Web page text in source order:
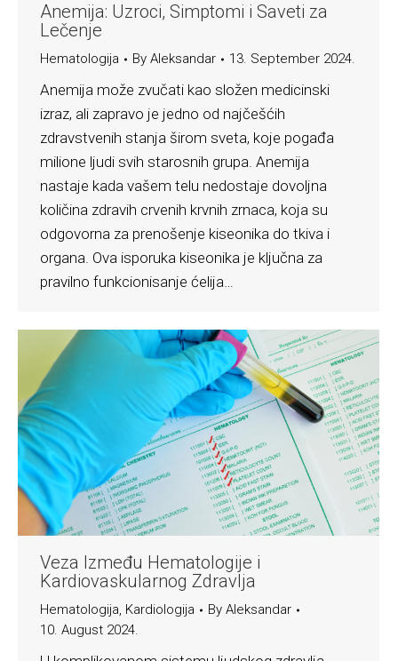
Anemija: Uzroci, Simptomi i Saveti za
Lečenje
Hematologija By Aleksandar 13. September 2024.
Anemija može zvučati kao složen medicinski
izraz, ali zapravo je jedno od najčešćih
zdravstvenih stanja širom sveta, koje pogađa
milione ljudi svih starosnih grupa. Anemija
nastaje kada vašem telu nedostaje dovoljna
količina zdravih crvenih krvnih zrnaca, koja su
odgovorna za prenošenje kiseonika do tkiva i
organa. Ova isporuka kiseonika je ključna za
pravilno funkcionisanje ćelija…
Veza Između Hematologije i
Kardiovaskularnog Zdravlja
Hematologija, Kardiologija By Aleksandar
10. August 2024.